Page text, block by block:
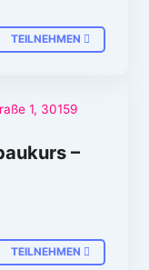
TEILNEHMEN
1, 30159
–
TEILNEHMEN